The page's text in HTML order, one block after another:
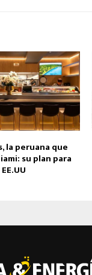
la peruana que
su plan para